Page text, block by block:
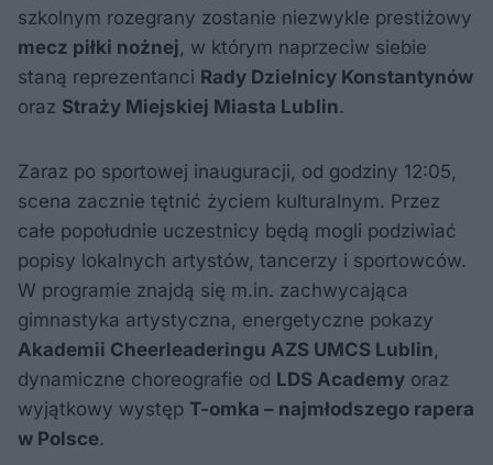
szkolnym rozegrany zostanie niezwykle prestiżowy
mecz piłki nożnej , w którym naprzeciw siebie
staną reprezentanci Rady Dzielnicy Konstantynów
oraz Straży Miejskiej Miasta Lublin.
Zaraz po sportowej inauguracji, od godziny 12:05,
scena zacznie tętnić życiem kulturalnym. Przez
całe popołudnie uczestnicy będą mogli podziwiać
popisy lokalnych artystów, tancerzy i sportowców.
W programie znajdą się m.in. zachwycająca
gimnastyka artystyczna, energetyczne pokazy
Akademii Cheerleaderingu AZS UMCS Lublin
dynamiczne choreografie od LDS Academy oraz
wyjątkowy występ T-omka – najmłodszego rapera
w Polsce.